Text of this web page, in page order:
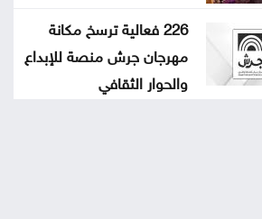
226 فعالية ترسخ مكانة
مهرجان جرش منصة للإبداع
والحوار الثقافي